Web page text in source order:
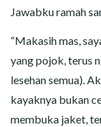
Jawabku ramah
“Makasih mas,
yang pojok, terus
lesehan semua).
kayaknya bukan
membuka jaket,